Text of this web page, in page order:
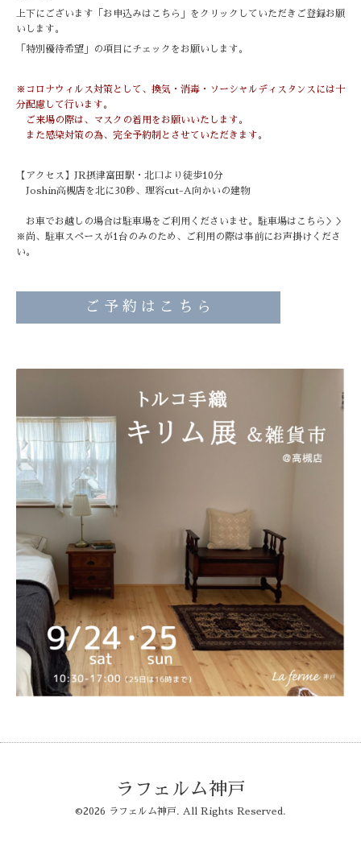
上下にございます「お申込みはこちら」をクリックしていただきご登録お願
いします。
「特別優待希望」の項目にチェックをお願いします。
※コロナウィルス対策として、換気・消毒・ソーシャルディスタンスには十
分配慮して行います。
ご来場の際は、マスクの着用をお願いいたします。
また感染対策の為、完全予約制とさせていただきます。
【アクセス】JR摂津富田駅・北口より徒歩10分
Joshin高槻店を北に30秒、理容cut-A向かいの建物
お車でお越しの場合は駐車場をご利用くださいませ。 駐車場はこちら＞＞
※尚、駐車スペースが1台のみのため、ご利用の際は事前にお声掛けくださ
い。
ご 予 約 は こ ち ら
ラフェルム神戸
©2026 ラフェルム神戸. All Rights Reserved.